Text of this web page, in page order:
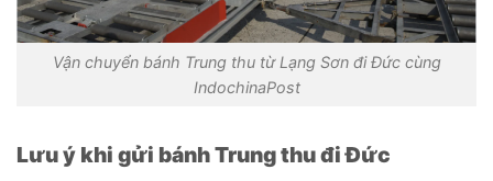
Vận chuyển bánh Trung thu từ Lạng Sơn đi Đức cùng
IndochinaPost
Lưu ý khi gửi bánh Trung thu đi Đức